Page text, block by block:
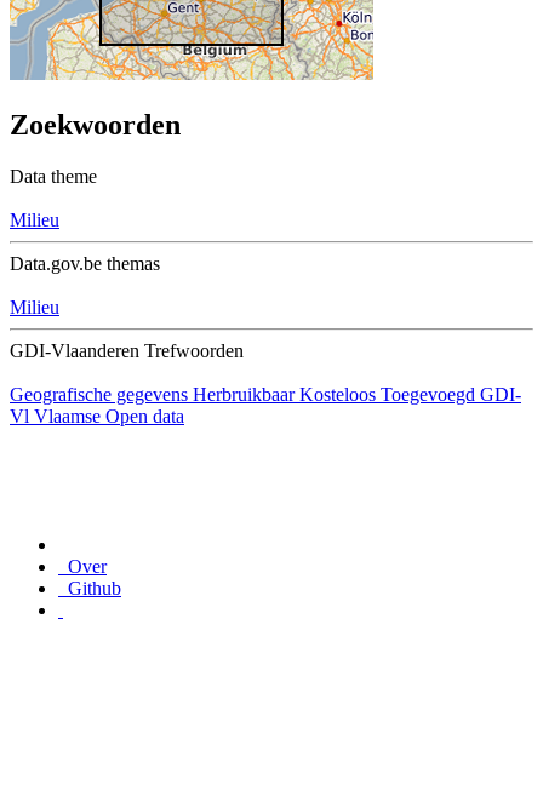
Zoekwoorden
Data theme
Milieu
Data.gov.be themas
Milieu
GDI-Vlaanderen Trefwoorden
Geografische gegevens Herbruikbaar Kosteloos Toegevoegd GDI-
Vl Vlaamse Open data
Over
Github